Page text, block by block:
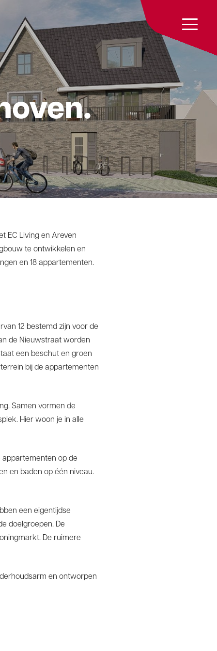
EC Living en Areven
te ontwikkelen en
en 18 appartementen.
12 bestemd zijn voor de
de Nieuwstraat worden
een beschut en groen
bij de appartementen
Samen vormen de
Hier woon je in alle
appartementen op de
en baden op één niveau.
een eigentijdse
doelgroepen. De
De ruimere
en ontworpen